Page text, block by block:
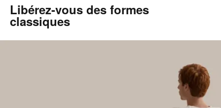
Libérez-vous des formes
classiques